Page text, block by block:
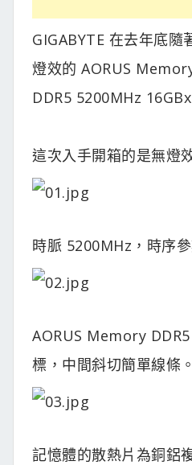
GIGABYTE 在去年底
燈效的 AORUS
DDR5 5200MHz
這次入手開箱的是無燈
時脈 5200MHz，時序
AORUS Memory
標，中間斜切簡單線條。
記憶體的散熱片為銅鋁